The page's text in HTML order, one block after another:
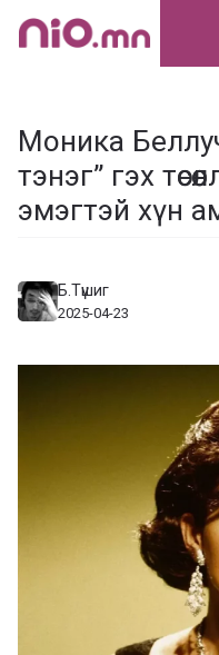
Skip
Моника
тэнэг” гэх
эмэгтэй хүн
Б.Түшиг
2025-04-23